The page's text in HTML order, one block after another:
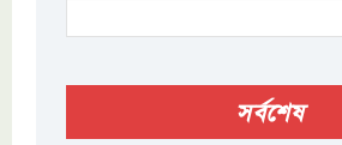
সর্বশেষ